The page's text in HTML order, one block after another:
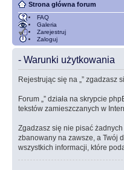
Strona główna forum
FAQ
Galeria
Zarejestruj
Zaloguj
- Warunki użytkowania
Rejestrując się na „” zgadzasz
Forum „” działa na skrypcie
tekstów zamieszczanych w
Zgadzasz się nie pisać
zbanowany na zawsze, a Twój
wszystkich informacji, które